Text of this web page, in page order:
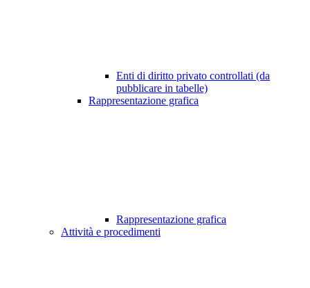
Enti di diritto privato controllati (da
pubblicare in tabelle)
Rappresentazione grafica
Rappresentazione grafica
Attività e procedimenti